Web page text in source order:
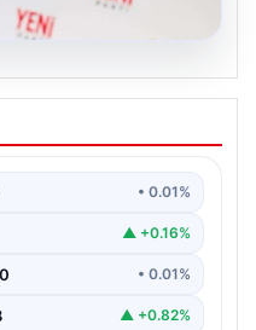
Yeni
kapsamında Yeni
• 0.01%
▲ +0.16%
• 0.01%
▲ +0.82%